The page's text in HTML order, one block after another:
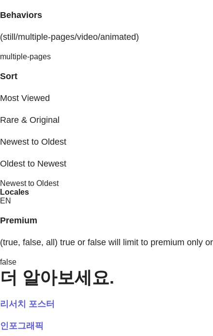
Behaviors
(still/multiple-pages/video/animated)
multiple-pages
Sort
Most Viewed
Rare & Original
Newest to Oldest
Oldest to Newest
Newest to Oldest
Locales
EN
Premium
(true, false, all) true or false will limit to premium only
false
더 알아보세요.
리서치 포스터
인포그래픽